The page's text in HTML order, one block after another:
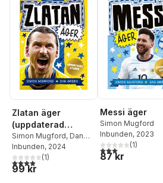
Zlatan äger
(uppdaterad
utgåva)
Simon Mugford, Dan
Green
Inbunden, 2024
4,0utav 5 stjärnor. Totalt antal röster:
(1)
99 kr
Messi äger
Simon Mugford
Inbunden, 2023
3,0utav 5(1)
87 kr